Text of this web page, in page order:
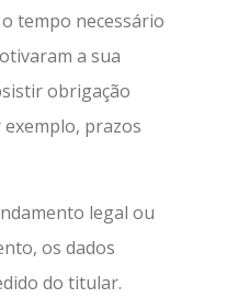
tempo necessário
a sua
obrigação
prazos
legal ou
os dados
do titular.